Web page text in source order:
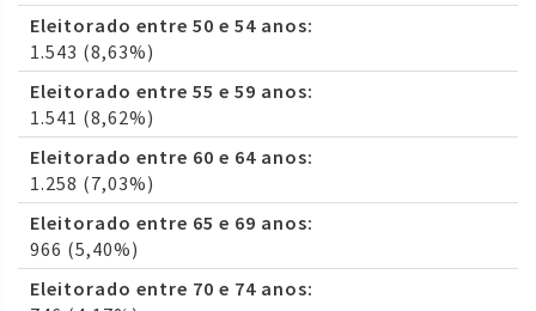
Eleitorado entre 50 e 54 anos:
1.543 (8,63%)
Eleitorado entre 55 e 59 anos:
1.541 (8,62%)
Eleitorado entre 60 e 64 anos:
1.258 (7,03%)
Eleitorado entre 65 e 69 anos:
966 (5,40%)
Eleitorado entre 70 e 74 anos: